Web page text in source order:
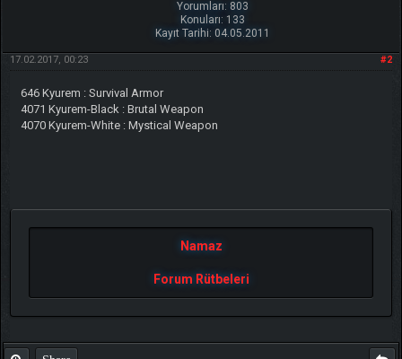
Yorumları: 803
Konuları: 133
Kayıt Tarihi: 04.05.2011
#2
17.02.2017, 00:23
646 Kyurem : Survival Armor
4071 Kyurem-Black : Brutal Weapon
4070 Kyurem-White : Mystical Weapon
Namaz
Forum Rütbeleri